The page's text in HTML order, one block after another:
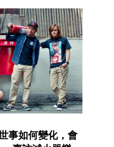
事如何變化，會